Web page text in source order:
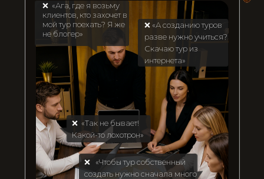
❌ «Ага, где я возьму
клиентов, кто захочет в
мой тур поехать? Я же
не блогер»
❌ «А созданию туров
разве нужно учиться?
Скачаю тур из
интернета»
❌ «Так не бывает!
Какой-то лохотрон»
❌ «Чтобы тур собственный
создать нужно сначала много